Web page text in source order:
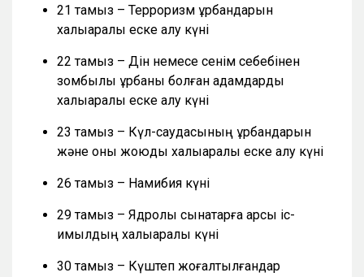
21 тамыз – Терроризм құрбандарын
халықаралық еске алу күні
22 тамыз – Дін немесе сенім себебінен
зомбылық құрбаны болған адамдарды
халықаралық еске алу күні
23 тамыз – Күл-саудасының құрбандарын
және оны жоюды халықаралық еске алу күні
26 тамыз – Намибия күні
29 тамыз – Ядролық сынақтарға қарсы іс-
қимылдың халықаралық күні
30 тамыз – Күштеп жоғалтылғандар